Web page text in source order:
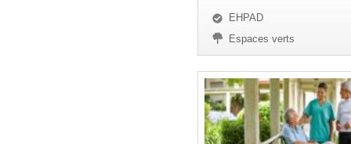
EHPAD
Espaces verts